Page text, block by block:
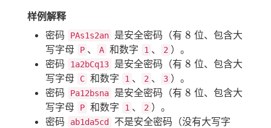
样例解释
密码
PAs1s2an 是安全密码（有 8
8 位、包含大
写字母
P 、 A 和数字 1 、 2 ）。
密码
1a2bCq13 是安全密码（有 8
8 位、包含大
写字母
C 和数字 1 、 2 、 3 ）。
密码
Pa12bsna 是安全密码（有 8
8 位、包含大
写字母
P 和数字 1 、 2 ）。
密码
ab1da5cd
不是安全密码（没有大写字